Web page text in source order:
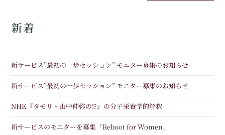
新着
新サービス”最初の一歩セッション” モニター募集のお知らせ
新サービス”最初の一歩セッション” モニター募集のお知らせ
NHK『タモリ・山中伸弥の!?』の分子栄養学的解釈
新サービスのモニターを募集「Reboot for Women」